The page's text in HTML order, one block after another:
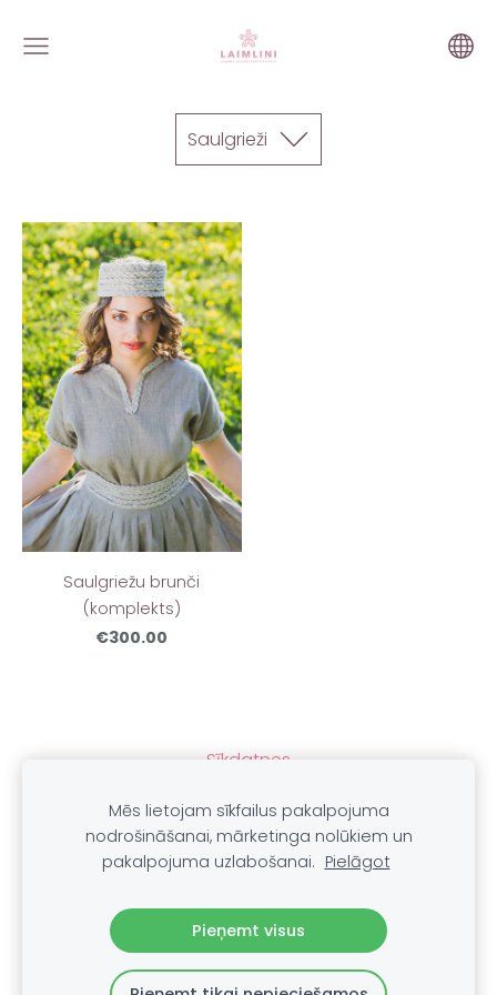
Saulgrieži
Saulgriežu brunči
(komplekts)
€300.00
Sīkdatnes
Autortiesības © 2021 LAIMLINI Visas tiesības aizsargātas.
Mēs lietojam sīkfailus pakalpojuma
nodrošināšanai, mārketinga nolūkiem un
pakalpojuma uzlabošanai. Pielāgot
Pieņemt visus